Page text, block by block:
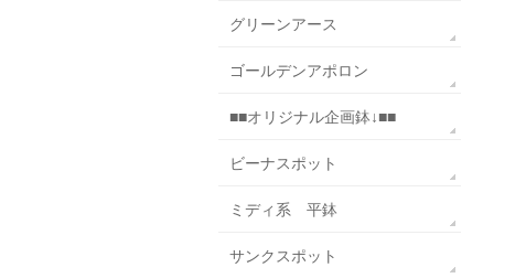
グリーンアース
ゴールデンアポロン
■■オリジナル企画鉢↓■■
ビーナスポット
ミディ系 平鉢
サンクスポット